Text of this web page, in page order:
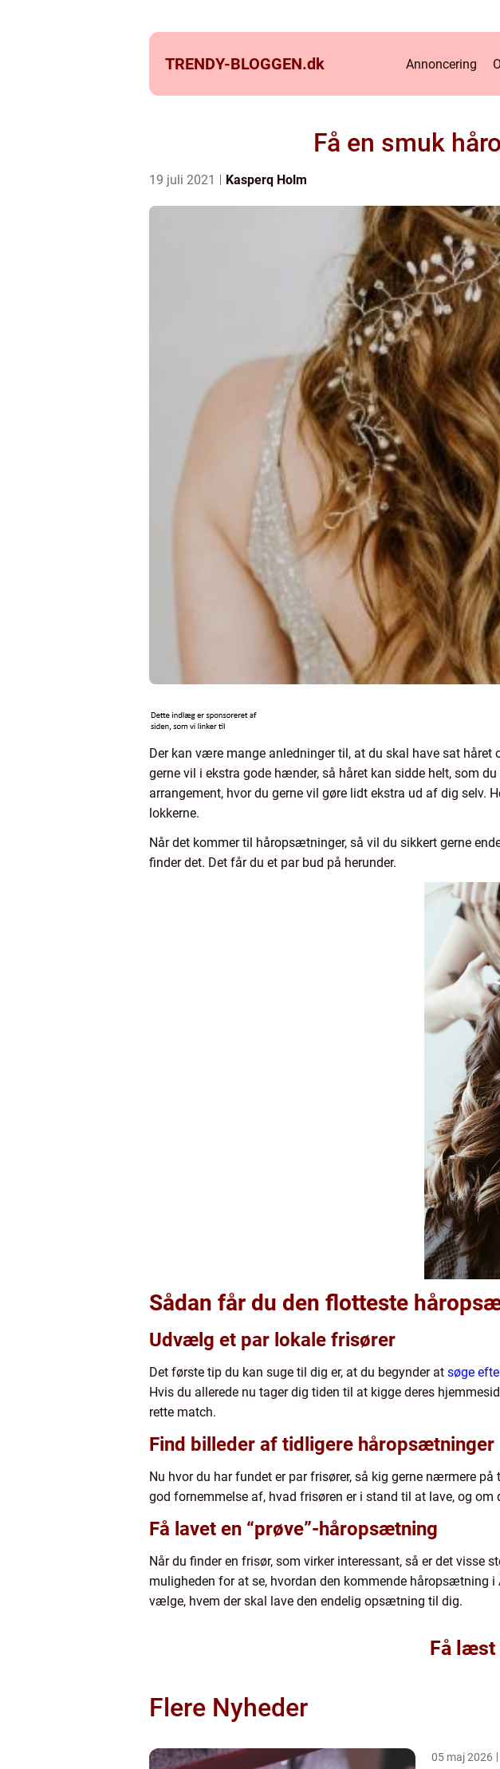
TRENDY-BLOGGEN.dk Annoncering
Få en smuk
19 juli 2021 Kasperq Holm
Der kan være mange anledninger til, at du skal have sat
gerne vil i ekstra gode hænder, så håret kan sidde helt, som
arrangement, hvor du gerne vil gøre lidt ekstra ud af dig
lokkerne.
Når det kommer til håropsætninger, så vil du sikkert gerne
finder det. Det får du et par bud på herunder.
Sådan får du den flotteste
Udvælg et par lokale frisører
Det første tip du kan suge til dig er, at du begynder at søge
Hvis du allerede nu tager dig tiden til at kigge deres
rette match.
Find billeder af tidligere håropsætninger
Nu hvor du har fundet er par frisører, så kig gerne nærmere
god fornemmelse af, hvad frisøren er i stand til at lave, og om
Få lavet en “prøve”-håropsætning
Når du finder en frisør, som virker interessant, så er det visse
muligheden for at se, hvordan den kommende håropsætning
vælge, hvem der skal lave den endelig opsætning til dig.
Få
Flere Nyheder
05 maj 2026